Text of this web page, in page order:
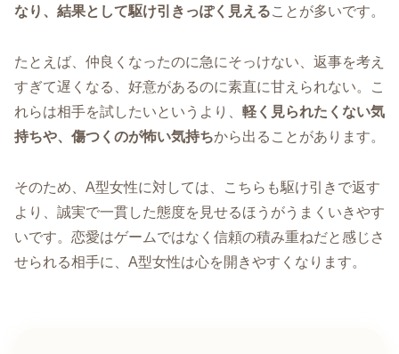
なり、結果として駆け引きっぽく見えることが多いです。
たとえば、仲良くなったのに急にそっけない、返事を考え
すぎて遅くなる、好意があるのに素直に甘えられない。こ
れらは相手を試したいというより、 軽く見られたくない気
持ちや、傷つくのが怖い気持ちから出ることがあります。
そのため、A型女性に対しては、こちらも駆け引きで返す
より、誠実で一貫した態度を見せるほうがうまくいきやす
いです。恋愛はゲームではなく信頼の積み重ねだと感じさ
せられる相手に、A型女性は心を開きやすくなります。